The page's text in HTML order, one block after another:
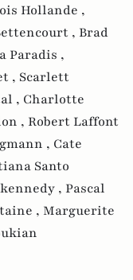
Hollande ,
, Brad
Paradis ,
, Scarlett
, Charlotte
, Robert Laffont
, Cate
Santo
kennedy , Pascal
, Marguerite